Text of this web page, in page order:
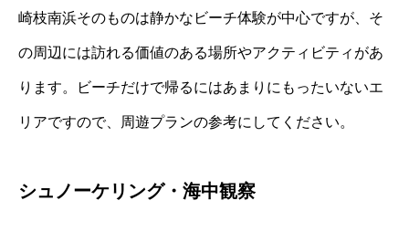
崎枝南浜そのものは静かなビーチ体験が中心ですが、そ
の周辺には訪れる価値のある場所やアクティビティがあ
ります。ビーチだけで帰るにはあまりにもったいないエ
リアですので、周遊プランの参考にしてください。
シュノーケリング・海中観察